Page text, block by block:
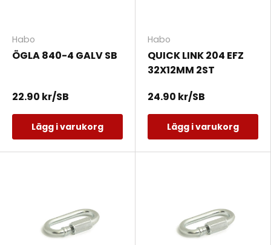
Habo
ÖGLA 840-4 GALV SB
22.90 kr/SB
Lägg i varukorg
Habo
QUICK LINK 204 EFZ
32X12MM 2ST
24.90 kr/SB
Lägg i varukorg